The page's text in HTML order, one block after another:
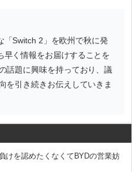
「Switch 2」を欧州で秋に発
早く情報をお届けすることを
話題に興味を持っており、議
を引き続きお伝えしていきま
けを認めたくなくてBYDの営業妨